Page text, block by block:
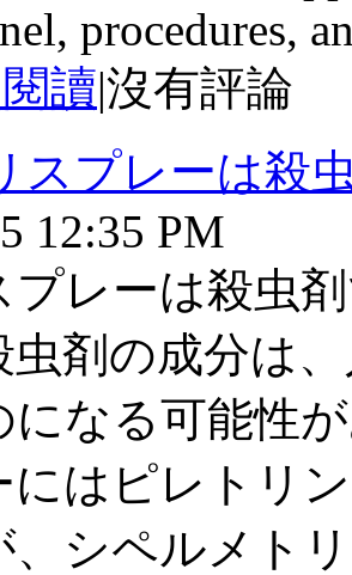
procedures,
讀|沒有評論
スプレーは殺
12:35 PM
プレーは殺虫
虫剤の成分は
になる可能性
にはピレトリ
、シペルメト